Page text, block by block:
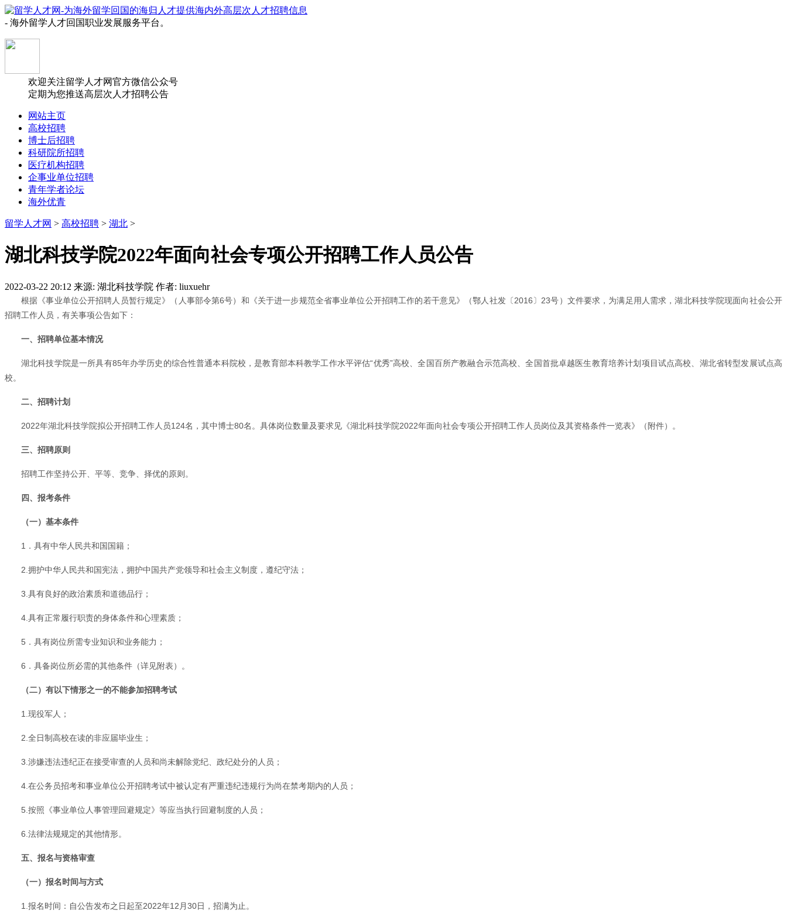
- 海外留学人才回国职业发展服务平台。
欢迎关注留学人才网官方微信公众号
定期为您推送高层次人才招聘公告
网站主页
高校招聘
博士后招聘
科研院所招聘
医疗机构招聘
企事业单位招聘
青年学者论坛
海外优青
留学人才网 > 高校招聘 > 湖北 >
湖北科技学院2022年面向社会专项公开招聘工作人员公告
2022-03-22 20:12 来源: 湖北科技学院 作者: liuxuehr
根据《事业单位公开招聘人员暂行规定》（人事部令第6号）和《关于进一步规范全省事业单位公开招聘工作的若干意见》（鄂人社发〔2016〕23号）文件要求，为满足用人需求，湖北科技学院现面向社会公开
招聘工作人员，有关事项公告如下：
一、招聘单位基本情况
湖北科技学院是一所具有85年办学历史的综合性普通本科院校，是教育部本科教学工作水平评估“优秀”高校、全国百所产教融合示范高校、全国首批卓越医生教育培养计划项目试点高校、湖北省转型发展试点高
校。
二、招聘计划
2022年湖北科技学院拟公开招聘工作人员124名，其中博士80名。具体岗位数量及要求见《湖北科技学院2022年面向社会专项公开招聘工作人员岗位及其资格条件一览表》（附件）。
三、招聘原则
招聘工作坚持公开、平等、竞争、择优的原则。
四、报考条件
（一）基本条件
1．具有中华人民共和国国籍；
2.拥护中华人民共和国宪法，拥护中国共产党领导和社会主义制度，遵纪守法；
3.具有良好的政治素质和道德品行；
4.具有正常履行职责的身体条件和心理素质；
5．具有岗位所需专业知识和业务能力；
6．具备岗位所必需的其他条件（详见附表）。
（二）有以下情形之一的不能参加招聘考试
1.现役军人；
2.全日制高校在读的非应届毕业生；
3.涉嫌违法违纪正在接受审查的人员和尚未解除党纪、政纪处分的人员；
4.在公务员招考和事业单位公开招聘考试中被认定有严重违纪违规行为尚在禁考期内的人员；
5.按照《事业单位人事管理回避规定》等应当执行回避制度的人员；
6.法律法规规定的其他情形。
五、报名与资格审查
（一）报名时间与方式
1.报名时间：自公告发布之日起至2022年12月30日，招满为止。